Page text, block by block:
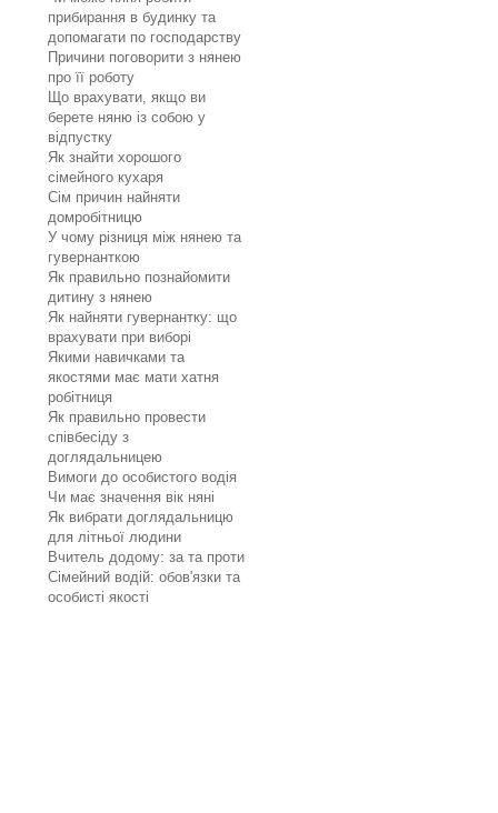
прибирання в будинку та
допомагати по господарству
Причини поговорити з нянею
про її роботу
Що врахувати, якщо ви
берете няню із собою у
відпустку
Як знайти хорошого
сімейного кухаря
Сім причин найняти
домробітницю
У чому різниця між нянею та
гувернанткою
Як правильно познайомити
дитину з нянею
Як найняти гувернантку: що
врахувати при виборі
Якими навичками та
якостями має мати хатня
робітниця
Як правильно провести
співбесіду з
доглядальницею
Вимоги до особистого водія
Чи має значення вік няні
Як вибрати доглядальницю
для літньої людини
Вчитель додому: за та проти
Сімейний водій: обов'язки та
особисті якості